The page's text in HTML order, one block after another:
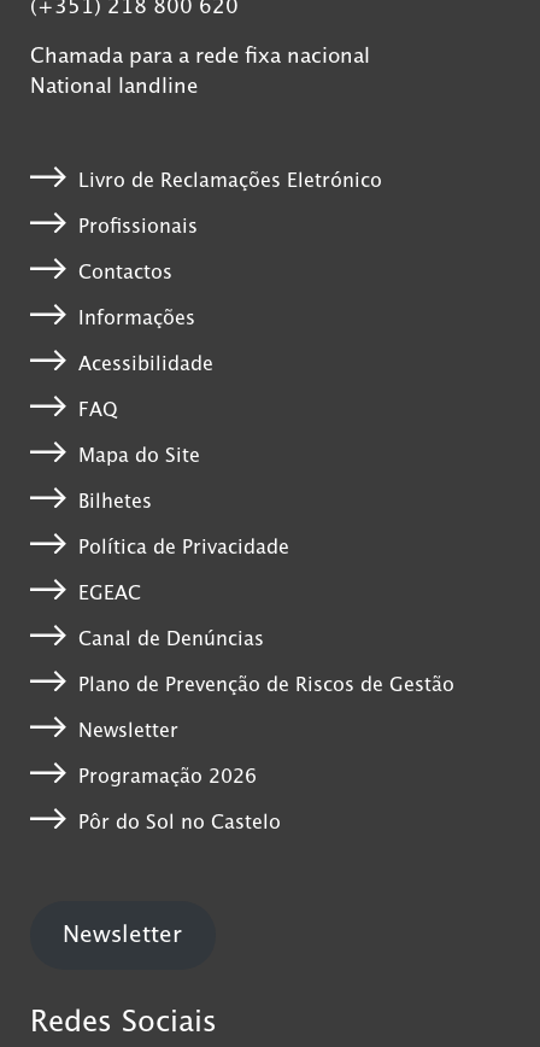
(+351) 218 800 620
Chamada para a rede fixa nacional
National landline
Livro de Reclamações Eletrónico
Profissionais
Contactos
Informações
Acessibilidade
FAQ
Mapa do Site
Bilhetes
Política de Privacidade
EGEAC
Canal de Denúncias
Plano de Prevenção de Riscos de Gestão
Newsletter
Programação 2026
Pôr do Sol no Castelo
Newsletter
Redes Sociais